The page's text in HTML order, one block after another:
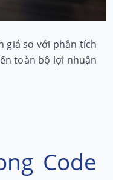
giá so với phân tích
toàn bộ lợi nhuận
Code